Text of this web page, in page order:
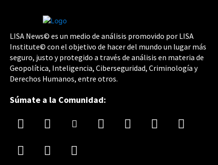
LISA News© es un medio de análisis promovido por LISA
Institute© con el objetivo de hacer del mundo un lugar más
seguro, justo y protegido a través de análisis en materia de
Geopolítica, Inteligencia, Ciberseguridad, Criminología y
Derechos Humanos, entre otros.
Súmate a la Comunidad: